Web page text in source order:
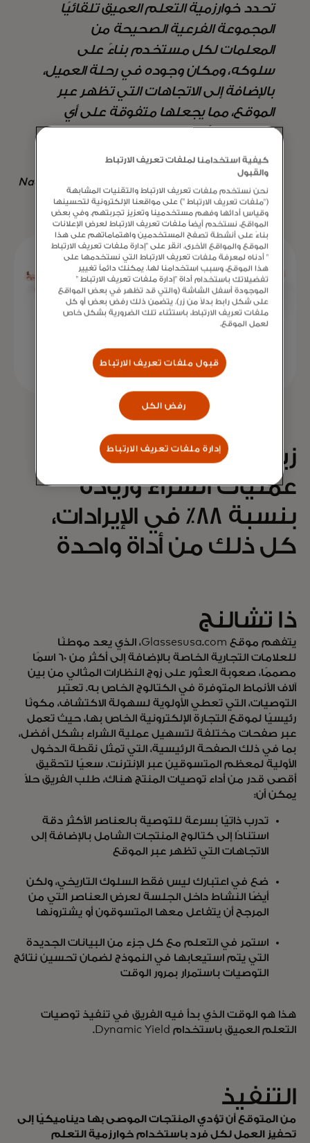
تحدد خوارزمية التعلم العميق تلقائيًا
المجموعة الفرعية الصحيحة من
المعلمات لكل مستخدم بناءً على
سلوكه، ومكان وجوده في رحلة العميل،
بالإضافة إلى الاتجاهات التي تظهر عبر
الموقع، مما يجعلها متفوقة على أي
استراتيجية أخرى متاحة - ليس فقط من
حيث الإنتاج، ولكن أيضًا توفير الوقت ".
Nadav Yekutiel, Head of Data, GlassesUSA.com
زيادة بنسبة 68٪ في
عمليات الشراء وزيادة
بنسبة 88٪ في الإيرادات،
كل ذلك من أداة واحدة
ذا تشالنج
يتفهم موقع Glassesusa.com، الذي يعد موطنًا
للعلامات التجارية الخاصة بالإضافة إلى أكثر من 60 اسمًا
مصممًا، صعوبة العثور على زوج النظارات المثالي من بين
آلاف الأنماط المتوفرة في الكتالوج الخاص به. تعتبر
التوصيات، التي تعطي الأولوية لسهولة الاكتشاف، مكونًا
رئيسيًا لموقع التجارة الإلكترونية الخاص بها، حيث تعمل
عبر صفحات مختلفة لتسهيل عملية الشراء بشكل أفضل،
بما في ذلك الصفحة الرئيسية، التي تمثل نقطة الدخول
الأولية لمعظم المتسوقين عبر الإنترنت. سعيًا لتحقيق
أقصى قدر من أداء توصيات المنتج هناك، طلب الفريق حلاً
يمكن أن:
تدرب ذاتيًا بسرعة للتوصية بالعناصر الأكثر دقة
استنادًا إلى كتالوج المنتجات الشامل بالإضافة إلى
الاتجاهات التي تظهر عبر الموقع
ضع في اعتبارك ليس فقط السلوك التاريخي، ولكن
أيضًا النشاط داخل الجلسة لعرض العناصر التي من
المرجح أن يتفاعل معها المتسوقون أو يشترونها
استمر في التعلم مع كل جزء من البيانات الجديدة
التي يتم استيعابها في النموذج لضمان تحسين نتائج
التوصيات باستمرار بمرور الوقت
هذا هو الوقت الذي بدأ فيه الفريق في تنفيذ توصيات
التعلم العميق باستخدام Dynamic Yield.
التنفيذ
من المتوقع أن تؤدي المنتجات الموصى بها ديناميكيًا إلى
تحفيز العمل لكل فرد باستخدام خوارزمية التعلم
كيفية استخدامنا لملفات تعريف الارتباط
والقبول
نحن نستخدم ملفات تعريف الارتباط والتقنيات المشابهة
("ملفات تعريف الارتباط ") على مواقعنا الإلكترونية لتحسينها
وقياس أدائها وفهم مستخدمينا وتعزيز تجربتهم. وفي بعض
المواقع، نستخدم أيضاً ملفات تعريف الارتباط لعرض الإعلانات
بناءً على أنشطة تصفح المستخدمين واهتماماتهم على هذا
الموقع والمواقع الأخرى. انقر على "إدارة ملفات تعريف الارتباط
" أدناه لمعرفة ملفات تعريف الارتباط التي نستخدمها على
هذا الموقع، وسبب استخدامنا لها. يمكنك دائماً تغيير
تفضيلاتك باستخدام أداة "إدارة ملفات تعريف الارتباط "
الموجودة أسفل الشاشة (والتي قد تظهر في بعض المواقع
على شكل رابط بدلاً من زر). يتضمن ذلك رفض بعض أو كل
ملفات تعريف الارتباط، باستثناء تلك الضرورية بشكل خاص
لعمل الموقع.
قبول ملفات تعريف الارتباط
رفض الكل
إدارة ملفات تعريف الارتباط